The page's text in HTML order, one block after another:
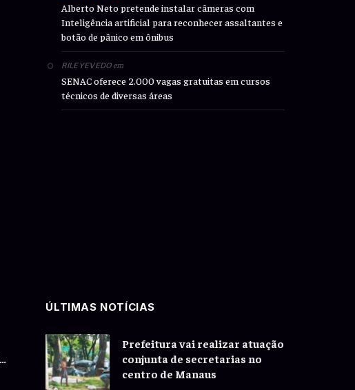
Alberto Neto pretende instalar câmeras com
Inteligência artificial para reconhecer assaltantes e
botão de pânico em ônibus
RILEYEVEDOem
SENAC oferece 2.000 vagas gratuitas em cursos
técnicos de diversas áreas
ÚLTIMAS NOTÍCIAS
Prefeitura vai realizar atuação
conjunta de secretarias no
centro de Manaus